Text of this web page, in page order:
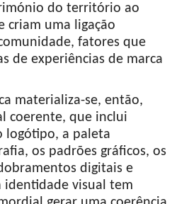
do território ao
criam uma ligação
fatores que
de experiências de marca
materializa-se, então,
coerente, que inclui
logótipo, a paleta
os padrões gráficos, os
digitais e
identidade visual tem